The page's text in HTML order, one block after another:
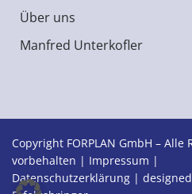
Über uns
Manfred Unterkofler
Copyright FORPLAN GmbH – Alle
vorbehalten | Impressum |
Datenschutzerklärung |